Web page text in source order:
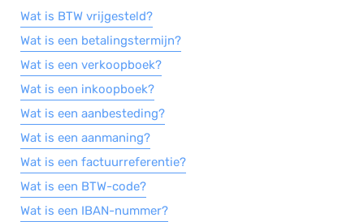
Wat is BTW vrijgesteld?
Wat is een betalingstermijn?
Wat is een verkoopboek?
Wat is een inkoopboek?
Wat is een aanbesteding?
Wat is een aanmaning?
Wat is een factuurreferentie?
Wat is een BTW-code?
Wat is een IBAN-nummer?